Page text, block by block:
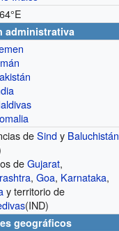
64°E
administrativa
deSindy Baluchistán
deGujarat,
,Goa, Karnataka,
y territorio de
(IND)
geográficos